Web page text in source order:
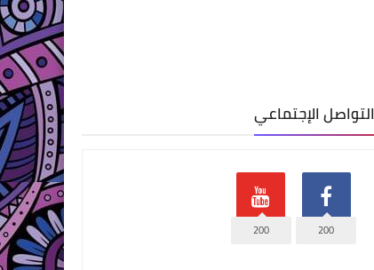
التواصل الإجتماعي
200
200